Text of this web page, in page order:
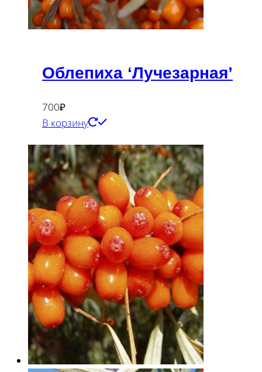
Облепиха ‘Лучезарная’
700₽
В корзину